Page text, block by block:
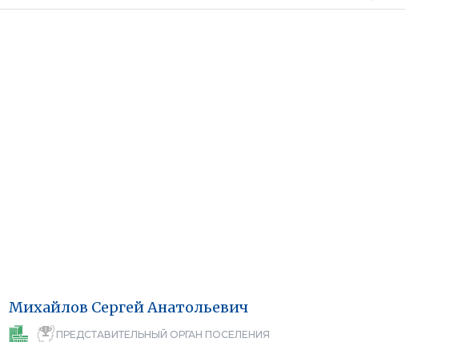
Михайлов СергейАнатольевич
ПРЕДСТАВИТЕЛЬНЫЙ ОРГАН ПОСЕЛЕНИЯ